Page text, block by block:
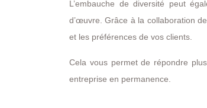
L’embauche de diversité peut
d’œuvre. Grâce à la collaboration
et les préférences de vos clients.
Cela vous permet de répondre
entreprise en permanence.